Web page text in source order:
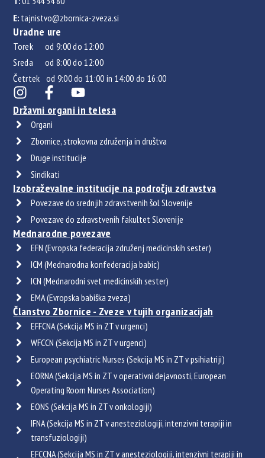
E: tajnistvo@zbornica-zveza.si
Uradne ure
Torek od 9:00 do 12:00
Sreda od 8:00 do 12:00
Četrtek od 9:00 do 11:00 in 14:00 do 16:00
Državni organi in telesa
Organi
Zbornice, strokovna združenja in društva
Druge institucije
Sindikati
Izobraževalne institucije na področju zdravstva
Povezave do srednjih zdravstvenih šol Slovenije
Povezave do zdravstvenih fakultet Slovenije
Mednarodne povezave
EFN (Evropska federacija združenj medicinskih sester)
ICM (Mednarodna konfederacija babic)
ICN (Mednarodni svet medicinskih sester)
EMA (Evropska babiška zveza)
Članstvo Zbornice - Zveze v tujih organizacijah
EFFCNA (Sekcija MS in ZT v urgenci)
WFCCN (Sekcija MS in ZT v urgenci)
European psychiatric Nurses (Sekcija MS in ZT v psihiatriji)
EORNA (Sekcija MS in ZT v operativni dejavnosti, European
Operating Room Nurses Association)
EONS (Sekcija MS in ZT v onkologiji)
IFNA (Sekcija MS in ZT v anesteziologiji, intenzivni terapiji in
transfuziologiji)
EFCCNA (Sekcija MS in ZT v anesteziologiji, intenzivni terapiji in